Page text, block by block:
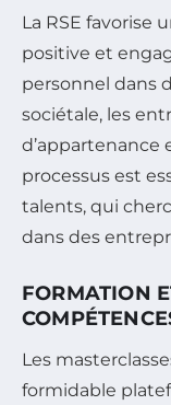
La RSE favorise
positive et
personnel dans
sociétale, les
d’appartenance
processus est
talents, qui
dans des
FORMATION
Les
formidable